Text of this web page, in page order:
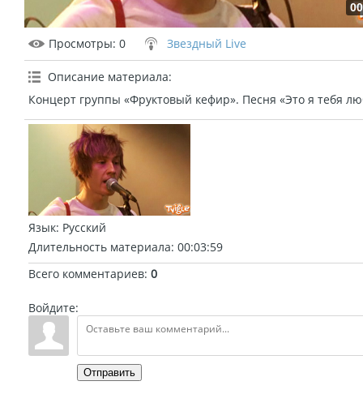
Просмотры: 0 Звездный Live
Описание материала:
Концерт группы «Фруктовый кефир». Песня «Это я тебя
Язык: Русский
Длительность материала: 00:03:59
Всего комментариев: 0
Войдите:
Отправить